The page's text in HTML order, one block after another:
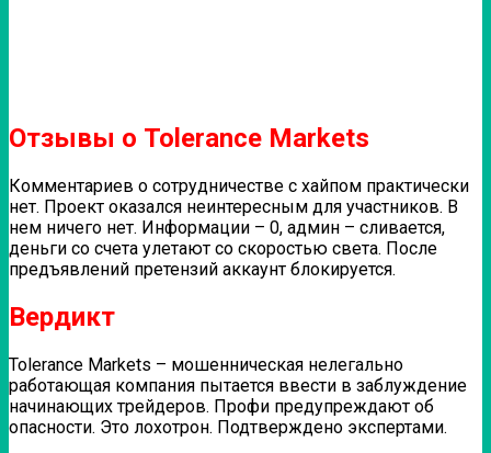
Отзывы о Tolerance Markets
Комментариев о сотрудничестве с хайпом практически
нет. Проект оказался неинтересным для участников. В
нем ничего нет. Информации – 0, админ – сливается,
деньги со счета улетают со скоростью света. После
предъявлений претензий аккаунт блокируется.
Вердикт
Tolerance Markets – мошенническая нелегально
работающая компания пытается ввести в заблуждение
начинающих трейдеров. Профи предупреждают об
опасности. Это лохотрон. Подтверждено экспертами.